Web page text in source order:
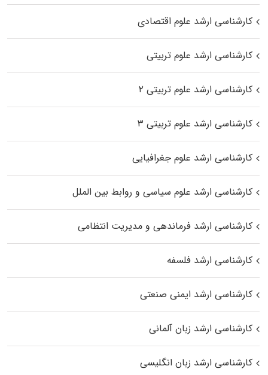
کارشناسی ارشد علوم اقتصادی
کارشناسی ارشد علوم تربیتی
کارشناسی ارشد علوم تربیتی ۲
کارشناسی ارشد علوم تربیتی ۳
کارشناسی ارشد علوم جغرافیایی
کارشناسی ارشد علوم سیاسی و روابط بین الملل
کارشناسی ارشد فرماندهی و مدیریت انتظامی
کارشناسی ارشد فلسفه
کارشناسی ارشد ایمنی صنعتی
کارشناسی ارشد زبان آلمانی
کارشناسی ارشد زبان انگلیسی